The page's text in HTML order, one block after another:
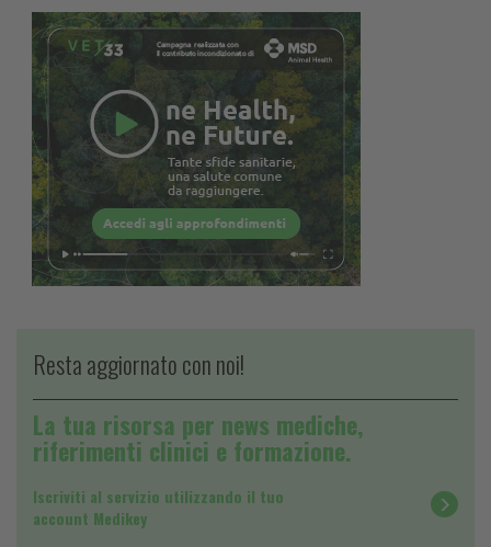
Resta aggiornato con noi!
La tua risorsa per news mediche,
riferimenti clinici e formazione.
Iscriviti al servizio utilizzando il tuo
account Medikey